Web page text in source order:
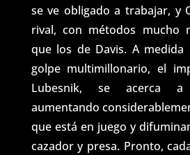
se ve obligado a trabajar, y
rival, con métodos mucho
que los de Davis. A medida
golpe multimillonario, el
Lubesnik, se acerca a
aumentando
que está en juego y
cazador y presa. Pronto,